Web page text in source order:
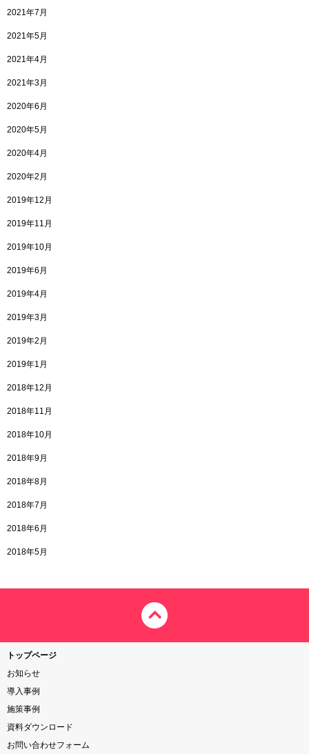
2021年7月
2021年5月
2021年4月
2021年3月
2020年6月
2020年5月
2020年4月
2020年2月
2019年12月
2019年11月
2019年10月
2019年6月
2019年4月
2019年3月
2019年2月
2019年1月
2018年12月
2018年11月
2018年10月
2018年9月
2018年8月
2018年7月
2018年6月
2018年5月
トップページ
お知らせ
導入事例
施策事例
資料ダウンロード
お問い合わせフォーム